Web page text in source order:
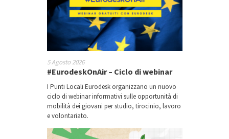
5 Agosto 2026
#EurodeskOnAir – Ciclo di webinar
I Punti Locali Eurodesk organizzano un nuovo
ciclo di webinar informativi sulle opportunità di
mobilità dei giovani per studio, tirocinio, lavoro
e volontariato.